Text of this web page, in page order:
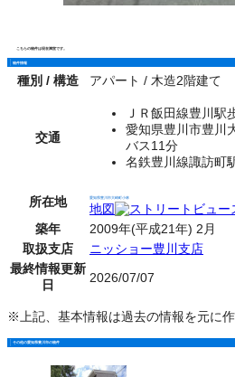
こちらの物件は現在満室です。
物件情報
種別 / 構造 アパート / 木造2階建て
交通
ＪＲ飯田線豊川駅
愛知県豊川市豊川
バス11分
名鉄豊川線諏訪町
所在地 愛知県豊川市大崎町小林
地図
築年
2009年(平成21年) 2月
取扱支店
ニッショー豊川支店
最終情報更新
日
2026/07/07
※上記、基本情報は過去の情報を元に作
その他の愛知県豊川市の物件